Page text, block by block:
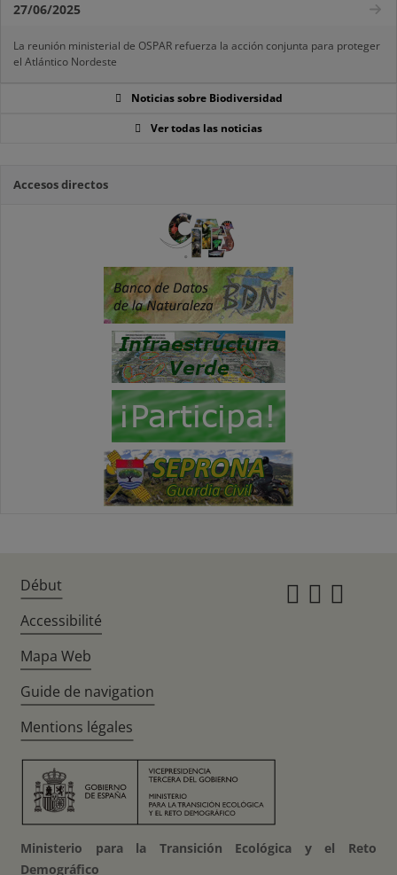
27/06/2025
La reunión ministerial de OSPAR refuerza la acción conjunta para proteger
el Atlántico Nordeste
Noticias sobre Biodiversidad
Ver todas las noticias
Accesos directos
Début
Accessibilité
Mapa Web
Guide de navigation
Mentions légales
Ministerio para la Transición Ecológica y el Reto
Demográfico